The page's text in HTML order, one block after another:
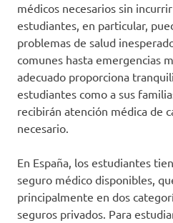
médicos necesarios sin
estudiantes, en particular,
problemas de salud
comunes hasta emergencias
adecuado proporciona
estudiantes como a sus
recibirán atención médica de
necesario.
En España, los estudiantes
seguro médico disponibles,
principalmente en dos
seguros privados. Para